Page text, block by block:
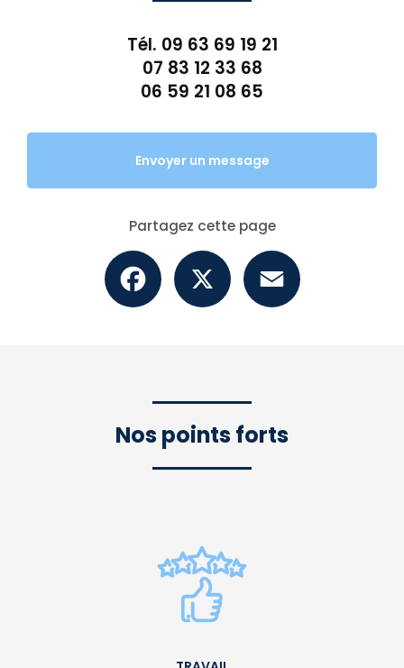
Tél. 09 63 69 19 21
07 83 12 33 68
06 59 21 08 65
Envoyer un message
Partagez cette page
Facebook
Nos points forts